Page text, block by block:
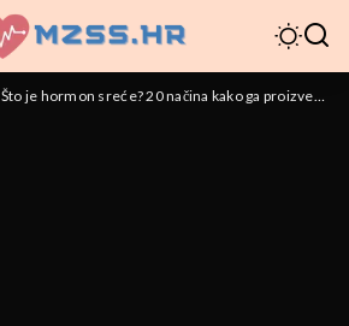
Što je hormon sreće? 20 načina kako ga proizvesti više